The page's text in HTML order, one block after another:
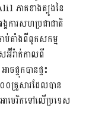
ភាគខាងត្បូងនៃ
ការសហប្រជាជាតិ
តាំងពីពួកសកម្ម
អ៊ីរ៉ាក់កាលពី
ផ្ទុកបានផ្ទះ
គ្រួសារដែលបាន
ាមេរិកទៅលើប្រទេស